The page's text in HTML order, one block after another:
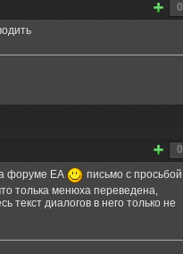
0
0
форуме EA
письмо с просьбой
толька менюха переведена,
текст диалогов в него только не